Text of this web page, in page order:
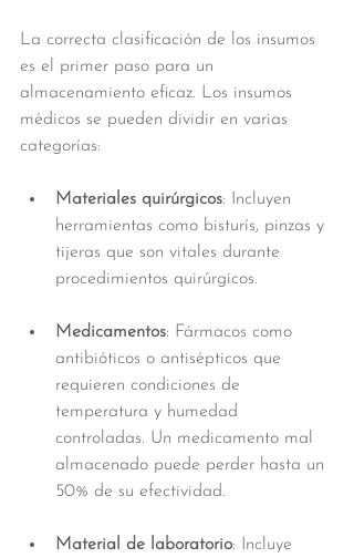
La correcta clasificación de los insumos
es el primer paso para un
almacenamiento eficaz. Los insumos
médicos se pueden dividir en varias
categorías:
Materiales quirúrgicos: Incluyen
herramientas como bisturís, pinzas y
tijeras que son vitales durante
procedimientos quirúrgicos.
Medicamentos: Fármacos como
antibióticos o antisépticos que
requieren condiciones de
temperatura y humedad
controladas. Un medicamento mal
almacenado puede perder hasta un
50% de su efectividad.
Material de laboratorio: Incluye